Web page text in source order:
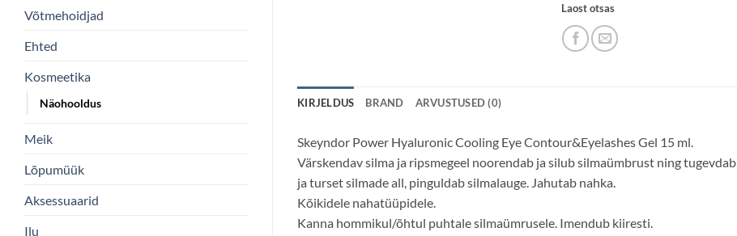
Võtmehoidjad
Ehted
Kosmeetika
Näohooldus
Meik
Lõpumüük
Aksessuaarid
Ilu
Laost otsas
KIRJELDUS BRAND ARVUSTUSED (0)
Skeyndor Power Hyaluronic Cooling Eye Contour&Eyelashes Gel 15 ml.
Värskendav silma ja ripsmegeel noorendab ja silub silmaümbrust ning
ja turset silmade all, pinguldab silmalauge. Jahutab nahka.
Kõikidele nahatüüpidele.
Kanna hommikul/õhtul puhtale silmaümrusele. Imendub kiiresti.